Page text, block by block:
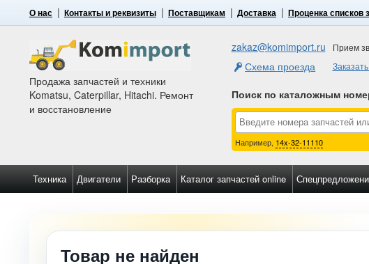
О нас Контакты и реквизиты Поставщикам Доставка Проценка списков
Продажа запчастей и техники
Komatsu, Caterpillar, Hitachi. Ремонт
и восстановление
zakaz@komimport.ru
Схема проезда
Прием
Поиск по каталожным
Например, 14x-32-11110
Техника Двигатели Разборка Каталог запчастей online
Товар не найден